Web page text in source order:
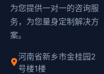
为您提供一对一的咨询服
务，为您量身定制解决方
案。
河南省新乡市金桂园2
号楼1楼